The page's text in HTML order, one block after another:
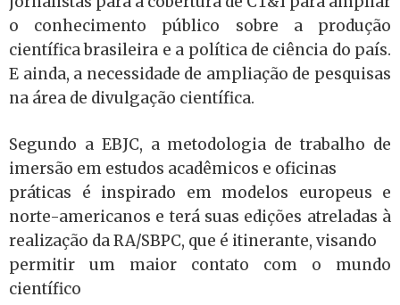
o conhecimento público sobre a produção
científica brasileira e a política de ciência do país.
E ainda, a necessidade de ampliação de pesquisas
na área de divulgação científica.
Segundo a EBJC, a metodologia de trabalho de
imersão em estudos acadêmicos e oficinas
práticas é inspirado em modelos europeus e
norte-americanos e terá suas edições atreladas à
realização da RA/SBPC, que é itinerante, visando
permitir um maior contato com o mundo
científico